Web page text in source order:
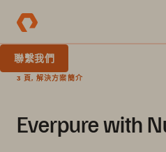
聯繫我們
3 頁, 解決方案簡介
Everpure with